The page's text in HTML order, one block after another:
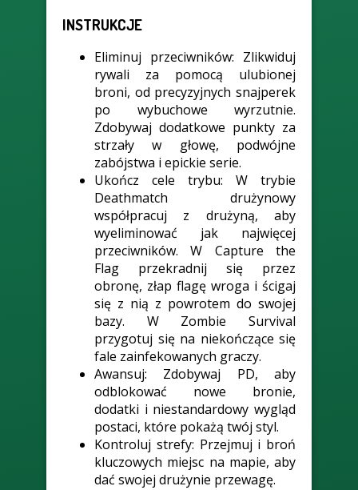
INSTRUKCJE
Eliminuj przeciwników: Zlikwiduj
rywali za pomocą ulubionej
broni, od precyzyjnych snajperek
po wybuchowe wyrzutnie.
Zdobywaj dodatkowe punkty za
strzały w głowę, podwójne
zabójstwa i epickie serie.
Ukończ cele trybu: W trybie
Deathmatch drużynowy
współpracuj z drużyną, aby
wyeliminować jak najwięcej
przeciwników. W Capture the
Flag przekradnij się przez
obronę, złap flagę wroga i ścigaj
się z nią z powrotem do swojej
bazy. W Zombie Survival
przygotuj się na niekończące się
fale zainfekowanych graczy.
Awansuj: Zdobywaj PD, aby
odblokować nowe bronie,
dodatki i niestandardowy wygląd
postaci, które pokażą twój styl.
Kontroluj strefy: Przejmuj i broń
kluczowych miejsc na mapie, aby
dać swojej drużynie przewagę.